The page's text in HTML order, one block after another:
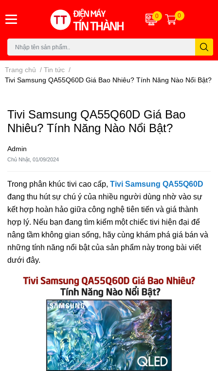
0 0
Trang chủ / Tin tức /
Tivi Samsung QA55Q60D Giá Bao Nhiêu? Tính Năng Nào Nổi Bật?
Tivi Samsung QA55Q60D Giá Bao
Nhiêu? Tính Năng Nào Nổi Bật?
Admin
Chủ Nhật, 01/09/2024
Trong phân khúc tivi cao cấp, Tivi Samsung QA55Q60D
đang thu hút sự chú ý của nhiều người dùng nhờ vào sự
kết hợp hoàn hảo giữa công nghệ tiên tiến và giá thành
hợp lý. Nếu bạn đang tìm kiếm một chiếc tivi hiện đại để
nâng tầm không gian sống, hãy cùng khám phá giá bán và
những tính năng nổi bật của sản phẩm này trong bài viết
dưới đây.